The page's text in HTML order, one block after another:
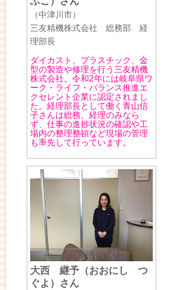
（中津川市）
三友精機株式会社 総務部 経
理部長
ダイカスト、プラスチック、金
型の製造や修理を行う三友精機
株式会社。令和2年には岐阜県ワ
ーク・ライフ・バランス推進エ
クセレント企業に認定されまし
た。経理部長として働く青山信
子さんは総務、経理のみなら
ず、仕事の進捗状況の確認や工
場内の整理整頓など現場の管理
も率先して行っています。
大西 継予（おおにし つ
ぐよ）さん